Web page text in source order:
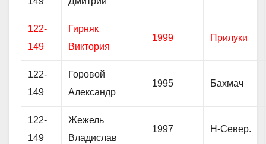
122-
149
Гирняк
Виктория
1999 Прилуки
122-
149
Горовой
Александр
1995 Бахмач
122-
149
Жежель
Владислав
1997 Н-Север.